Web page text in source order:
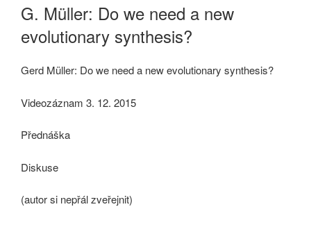
G. Müller: Do we need a new
evolutionary synthesis?
Gerd Müller: Do we need a new evolutionary synthesis?
Videozáznam 3. 12. 2015
Přednáška
Diskuse
(autor si nepřál zveřejnit)